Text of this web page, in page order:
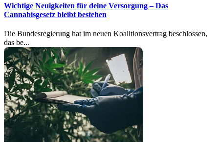
Wichtige Neuigkeiten für deine Versorgung – Das
Cannabisgesetz bleibt bestehen
Die Bundesregierung hat im neuen Koalitionsvertrag beschlossen,
das be...